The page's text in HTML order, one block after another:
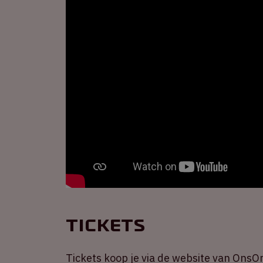
Tickets
Tickets koop je via de website van